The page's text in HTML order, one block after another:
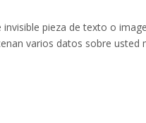
pieza de texto o
varios datos sobre usted